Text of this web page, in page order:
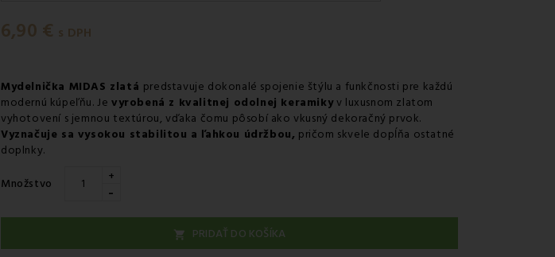
Pondelok 10.08
Pondelok 10.08 -Osobný odber v odbernom mieste GLS
Utorok 11.08 - Packeta doručenie kuriérom na adresu
6,90 € s DPH
Mydelnička MIDAS zlatá predstavuje dokonalé spojenie štýlu a funkčnosti pre každú
modernú kúpeľňu. Je vyrobená z kvalitnej odolnej keramikyv luxusnom zlatom
vyhotovení s jemnou textúrou, vďaka čomu pôsobí ako vkusný dekoračný prvok.
Vyznačuje sa vysokou stabilitou a ľahkou údržbou, pričom skvele dopĺňa ostatné
doplnky.
Množstvo +
-
 PRIDAŤ DO KOŠÍKA